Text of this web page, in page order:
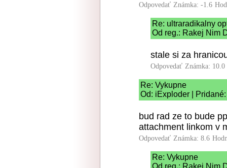
Odpovedať Známka: -1.6
Re: ultraradikalny
Od reg.: Rakej Nim
stale si za
Odpovedať Známka: 10.0
Re: Vykupne
Od: iExploder |
bud rad ze to bude
attachment linkom v
Odpovedať Známka: 8.6
Re: Vykupne
Od reg.: Rakej Nim